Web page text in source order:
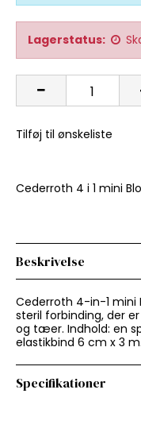
Lagerstatus:
Tilføj til ønskeliste
Cederroth 4 i 1 mini
Beskrivelse
Cederroth 4-in-1 mini
steril forbinding, der
og tæer. Indhold: en
elastikbind 6 cm x 3 m.
Specifikationer